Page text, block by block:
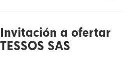
Invitación a ofertar
TESSOS SAS